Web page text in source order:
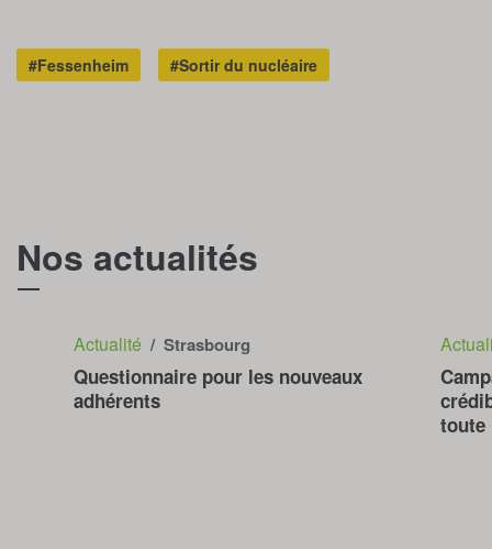
#Fessenheim #Sortir du nucléaire
Nos actualités
Actualité / Strasbourg
Questionnaire pour les nouveaux
adhérents
toute